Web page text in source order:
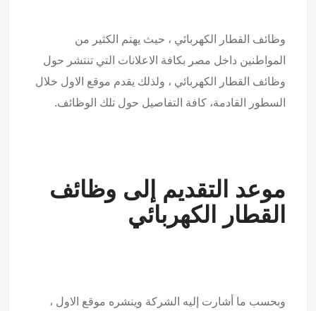
وظائف القطار الكهربائي ، حيث يهتم الكثير من
المواطنين داخل مصر بكافة الاعلانات التي تنتشر حول
وظائف القطار الكهربائي ، ولذلك يقدم موقع الاول خلال
السطور القادمة، كافة التفاصيل حول تلك الوظائف.
موعد التقديم إلى وظائف
القطار الكهربائي
وبحسب ما أشارت إليه الشركة وينشره موقع الاول ،